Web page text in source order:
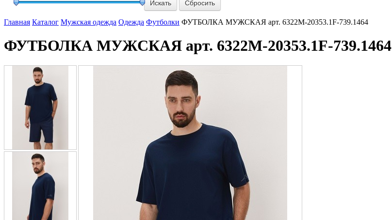
Сбросить
Главная Каталог Мужская одежда Одежда Футболки ФУТБОЛКА МУЖСКАЯ арт. 6322M-20353.1F-739.1464
ФУТБОЛКА МУЖСКАЯ арт. 6322M-20353.1F-739.1464